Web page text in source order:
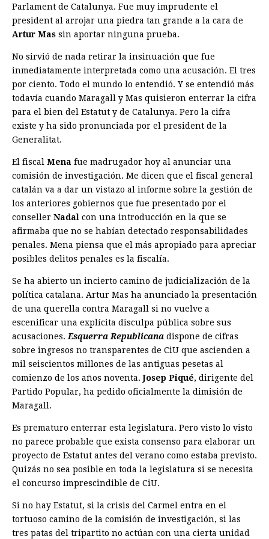
Parlament de Catalunya. Fue muy imprudente el
president al arrojar una piedra tan grande a la cara de
Artur Mas sin aportar ninguna prueba.
No sirvió de nada retirar la insinuación que fue
inmediatamente interpretada como una acusación. El tres
por ciento. Todo el mundo lo entendió. Y se entendió más
todavía cuando Maragall y Mas quisieron enterrar la cifra
para el bien del Estatut y de Catalunya. Pero la cifra
existe y ha sido pronunciada por el president de la
Generalitat.
El fiscal Mena fue madrugador hoy al anunciar una
comisión de investigación. Me dicen que el fiscal general
catalán va a dar un vistazo al informe sobre la gestión de
los anteriores gobiernos que fue presentado por el
conseller Nadal con una introducción en la que se
afirmaba que no se habían detectado responsabilidades
penales. Mena piensa que el más apropiado para apreciar
posibles delitos penales es la fiscalía.
Se ha abierto un incierto camino de judicialización de la
política catalana. Artur Mas ha anunciado la presentación
de una querella contra Maragall si no vuelve a
escenificar una explícita disculpa pública sobre sus
acusaciones. Esquerra Republicana dispone de cifras
sobre ingresos no transparentes de CiU que ascienden a
mil seiscientos millones de las antiguas pesetas al
comienzo de los años noventa.Josep Piqué, dirigente del
Partido Popular, ha pedido oficialmente la dimisión de
Maragall.
Es prematuro enterrar esta legislatura. Pero visto lo visto
no parece probable que exista consenso para elaborar un
proyecto de Estatut antes del verano como estaba previsto.
Quizás no sea posible en toda la legislatura si se necesita
el concurso imprescindible de CiU.
Si no hay Estatut, si la crisis del Carmel entra en el
tortuoso camino de la comisión de investigación, si las
tres patas del tripartito no actúan con una cierta unidad